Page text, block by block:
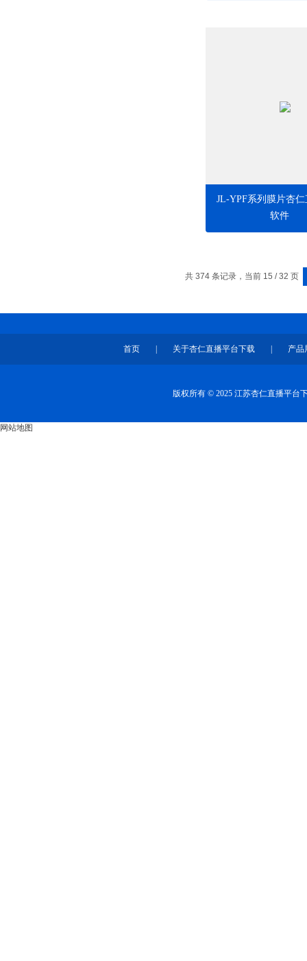
JL-YPF系列膜片杏
软件
共 374 条记录，当前 15 / 32 页
首页 关于杏仁直播平台下载 产品
版权所有 © 2025 江苏杏仁直播平台
网站地图